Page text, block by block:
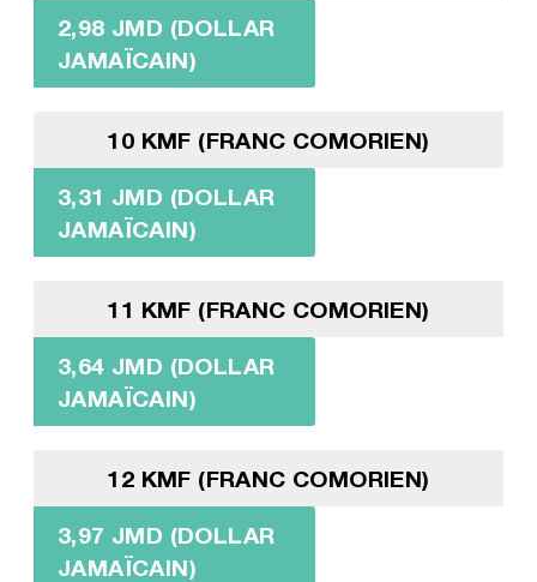
2,98 JMD (DOLLAR
JAMAÏCAIN)
10 KMF (FRANC COMORIEN)
3,31 JMD (DOLLAR
JAMAÏCAIN)
11 KMF (FRANC COMORIEN)
3,64 JMD (DOLLAR
JAMAÏCAIN)
12 KMF (FRANC COMORIEN)
3,97 JMD (DOLLAR
JAMAÏCAIN)